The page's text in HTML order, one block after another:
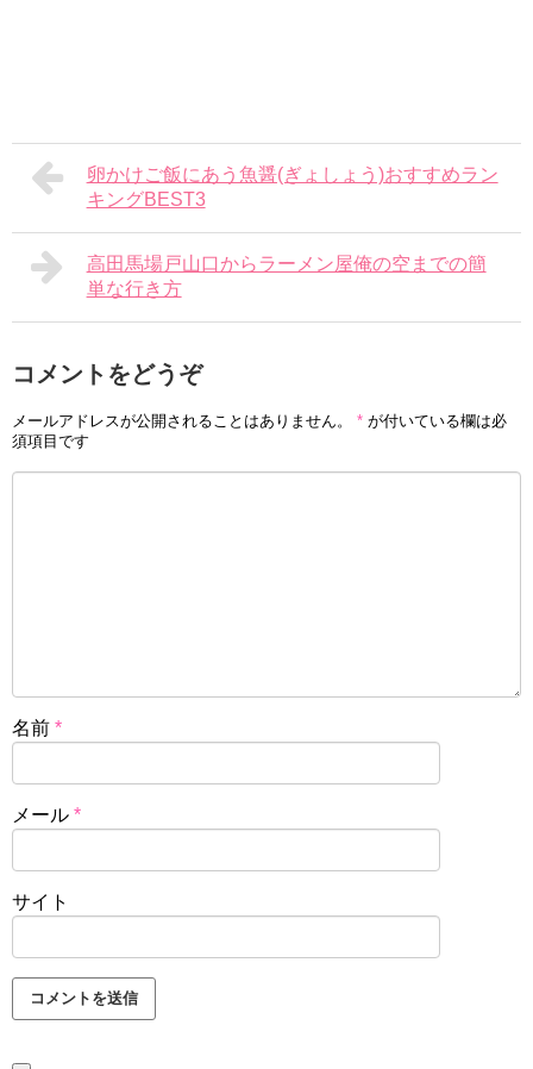
卵かけご飯にあう魚醤(ぎょしょう)おすすめラン
キングBEST3
高田馬場戸山口からラーメン屋俺の空までの簡
単な行き方
コメントをどうぞ
メールアドレスが公開されることはありません。 * が付いている欄は必
須項目です
名前 *
メール *
サイト